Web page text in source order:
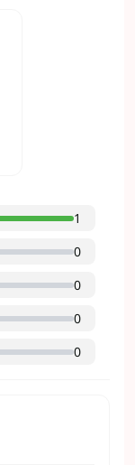
1
0
0
0
0